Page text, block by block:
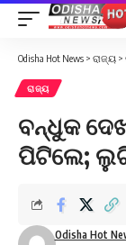
Odisha Hot News > ରାଜ୍ୟ >
ରାଜ୍ୟ
ବନ୍ଧୁକ
ପିଟିଲେ;
Odisha Hot